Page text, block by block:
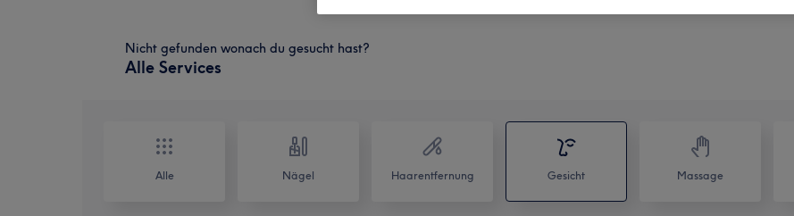
Nicht gefunden wonach du gesucht hast?
Alle Services
Alle Nägel Haarentfernung Gesicht Massage